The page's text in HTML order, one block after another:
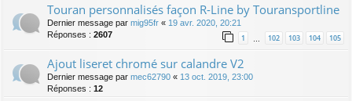
Touran personnalisés façon R-Line by Touransportline
Dernier message par mig95fr « 19 avr. 2020, 20:21
Réponses : 2607 1 102 103 104 105
Ajout liseret chromé sur calandre V2
Dernier message par mec62790 « 13 oct. 2019, 23:00
Réponses : 12